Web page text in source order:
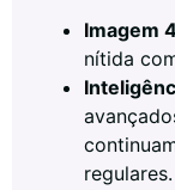
Imagem
nítida
regulares.